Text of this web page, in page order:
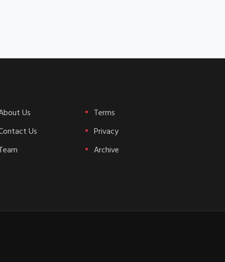
Us
Us
Terms
Privacy
Archive